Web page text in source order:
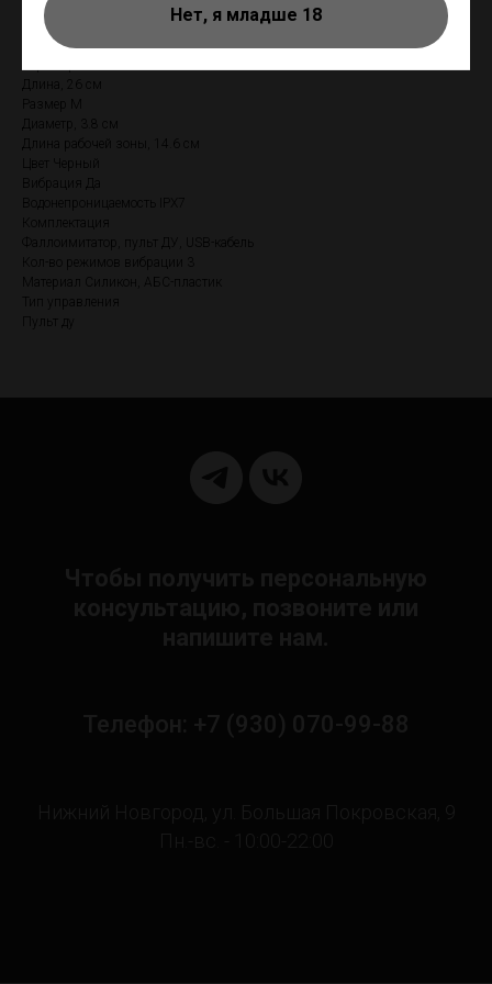
Нет, я младше 18
Чувствуйте больше. Чувствуйте глубже. Вместе с Strap-on-me
Длина, 26 см
Размер M
Диаметр, 3.8 см
Длина рабочей зоны, 14.6 см
Цвет Черный
Вибрация Да
Водонепроницаемость IPX7
Комплектация
Фаллоимитатор, пульт ДУ, USB-кабель
Кол-во режимов вибрации 3
Материал Силикон, АБС-пластик
Тип управления
Пульт ду